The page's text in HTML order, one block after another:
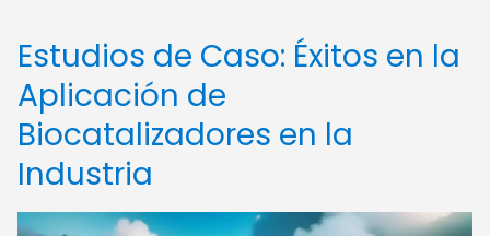
Estudios de Caso: Éxitos en la
Aplicación de
Biocatalizadores en la
Industria